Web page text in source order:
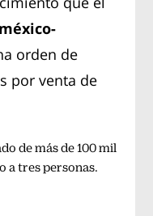
orden de
por venta de
de más de 100 mil
a tres personas.